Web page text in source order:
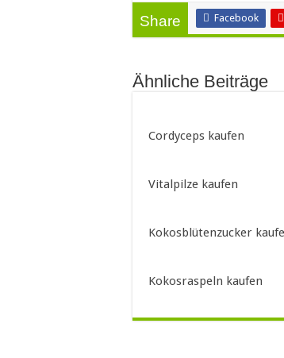
Share Facebook
Ähnliche Beiträge
Cordyceps kaufen
Vitalpilze kaufen
Kokosblütenzucker
Kokosraspeln kaufen